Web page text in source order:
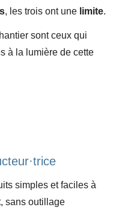
, les trois ont une limite.
sont ceux qui
à la lumière de cette
simples et faciles à
sans outillage